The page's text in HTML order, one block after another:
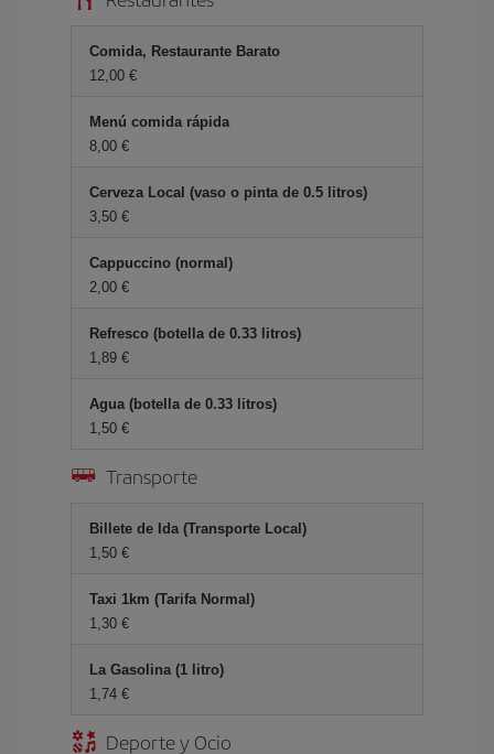
Comida, Restaurante Barato
12,00 €
Menú comida rápida
8,00 €
Cerveza Local (vaso o pinta de 0.5 litros)
3,50 €
Cappuccino (normal)
2,00 €
Refresco (botella de 0.33 litros)
1,89 €
Agua (botella de 0.33 litros)
1,50 €
Transporte
Billete de Ida (Transporte Local)
1,50 €
Taxi 1km (Tarifa Normal)
1,30 €
La Gasolina (1 litro)
1,74 €
Deporte y Ocio